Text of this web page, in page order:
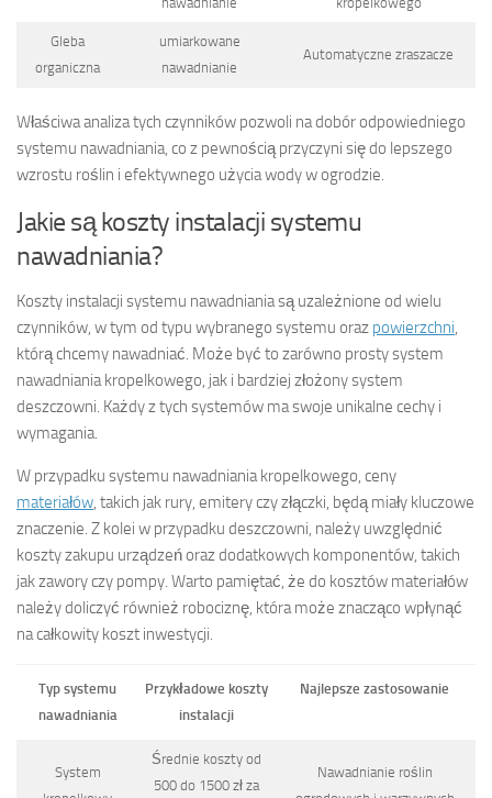
Gleba
organiczna
umiarkowane
nawadnianie
Automatyczne zraszacze
Właściwa analiza tych czynników pozwoli na dobór odpowiedniego
systemu nawadniania, co z pewnością przyczyni się do lepszego
wzrostu roślin i efektywnego użycia wody w ogrodzie.
Jakie są koszty instalacji systemu
nawadniania?
Koszty instalacji systemu nawadniania są uzależnione od wielu
czynników, w tym od typu wybranego systemu oraz powierzchni,
którą chcemy nawadniać. Może być to zarówno prosty system
nawadniania kropelkowego, jak i bardziej złożony system
deszczowni. Każdy z tych systemów ma swoje unikalne cechy i
wymagania.
W przypadku systemu nawadniania kropelkowego, ceny
materiałów, takich jak rury, emitery czy złączki, będą miały kluczowe
znaczenie. Z kolei w przypadku deszczowni, należy uwzględnić
koszty zakupu urządzeń oraz dodatkowych komponentów, takich
jak zawory czy pompy. Warto pamiętać, że do kosztów materiałów
należy doliczyć również robociznę, która może znacząco wpłynąć
na całkowity koszt inwestycji.
Typ systemu
nawadniania
Przykładowe koszty
instalacji
Najlepsze zastosowanie
System
Średnie koszty od
500 do 1500 zł za
Nawadnianie roślin